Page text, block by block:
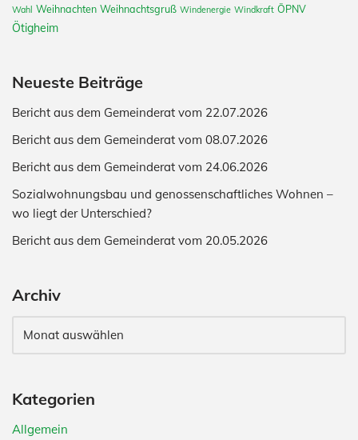
Wahl Weihnachten Weihnachtsgruß Windenergie Windkraft ÖPNV
Ötigheim
Neueste Beiträge
Bericht aus dem Gemeinderat vom 22.07.2026
Bericht aus dem Gemeinderat vom 08.07.2026
Bericht aus dem Gemeinderat vom 24.06.2026
Sozialwohnungsbau und genossenschaftliches Wohnen –
wo liegt der Unterschied?
Bericht aus dem Gemeinderat vom 20.05.2026
Archiv
Kategorien
Allgemein